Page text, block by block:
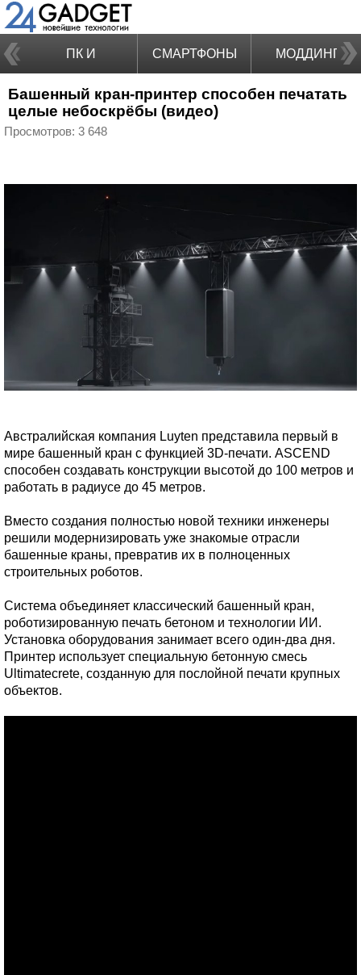
ПК И
НОУТБУКИ
СМАРТФОНЫ МОДДИНГ
Башенный кран-принтер способен печатать
целые небоскрёбы (видео)
Просмотров: 3 648
Австралийская компания Luyten представила первый в
мире башенный кран с функцией 3D-печати. ASCEND
способен создавать конструкции высотой до 100 метров и
работать в радиусе до 45 метров.
Вместо создания полностью новой техники инженеры
решили модернизировать уже знакомые отрасли
башенные краны, превратив их в полноценных
строительных роботов.
Система объединяет классический башенный кран,
роботизированную печать бетоном и технологии ИИ.
Установка оборудования занимает всего один-два дня.
Принтер использует специальную бетонную смесь
Ultimatecrete, созданную для послойной печати крупных
объектов.